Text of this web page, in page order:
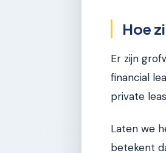
Hoe
Er zijn
financial
private
Laten we
betekent